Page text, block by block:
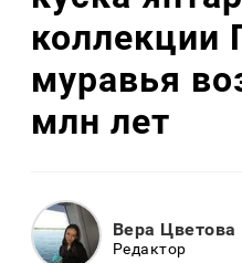
коллекции
муравья
млн лет
Вера Цветова
Редактор